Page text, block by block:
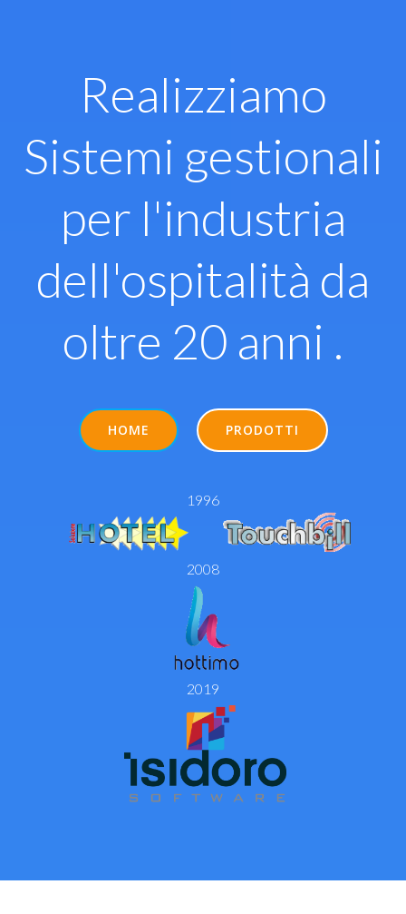
Realizziamo
Sistemi gestionali
per l'industria
dell'ospitalità da
oltre 20 anni .
HOME PRODOTTI
1996
2008
2019